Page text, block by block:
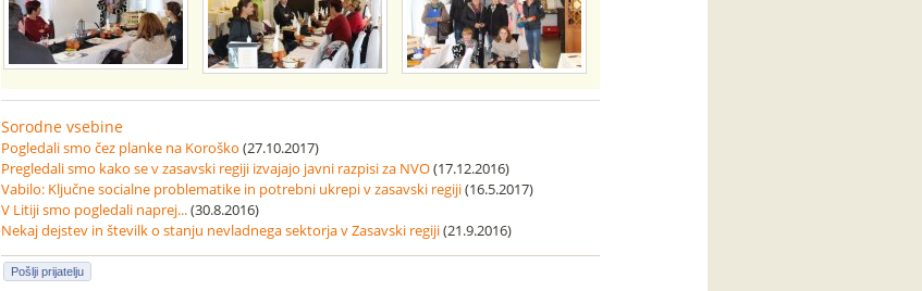
Sorodne vsebine
Pogledali smo čez planke na Koroško (27.10.2017)
Pregledali smo kako se v zasavski regiji izvajajo javni razpisi za NVO(17.12.2016)
Vabilo: Ključne socialne problematike in potrebni ukrepi v zasavski regiji(16.5.2017)
V Litiji smo pogledali naprej...(30.8.2016)
Nekaj dejstev in številk o stanju nevladnega sektorja v Zasavski regiji(21.9.2016)
Pošlji prijatelju